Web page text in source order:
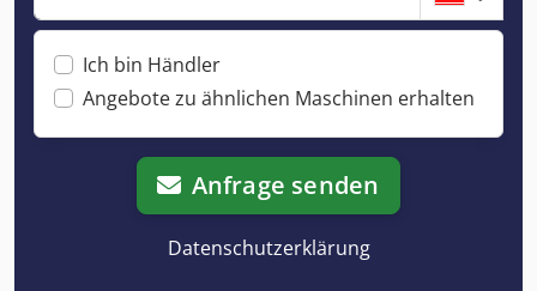
Ich bin Händler
Angebote zu ähnlichen Maschinen erhalten
Anfrage senden
Datenschutzerklärung